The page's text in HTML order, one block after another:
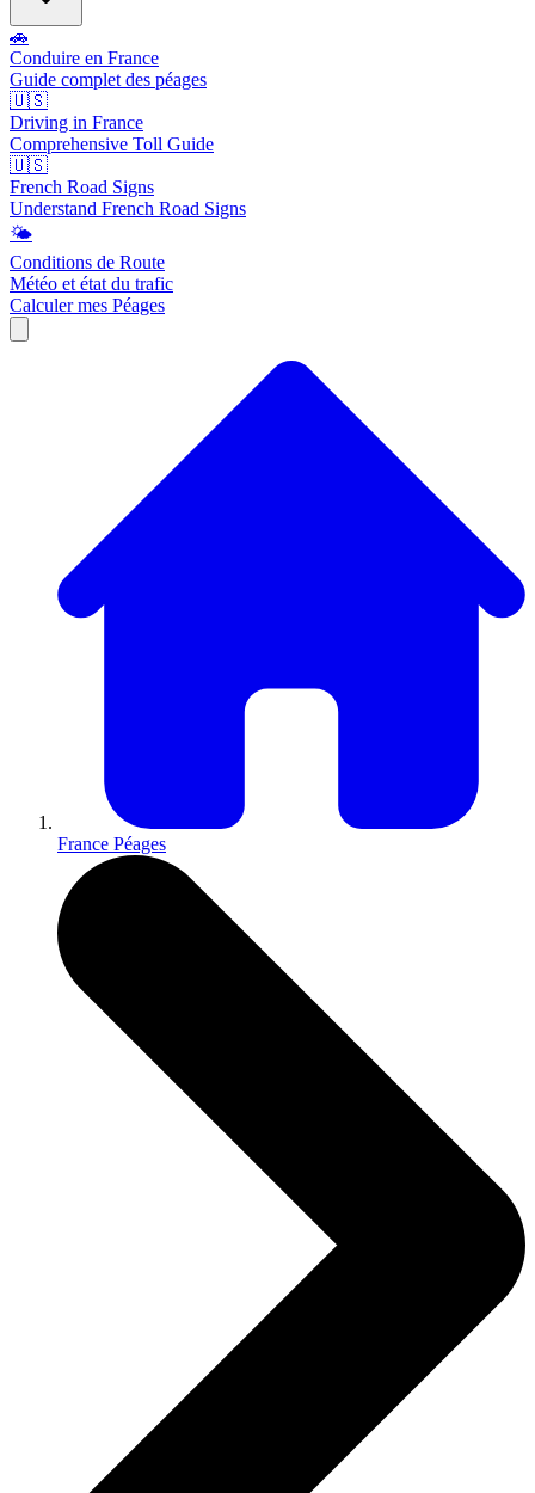
🚗
Conduire en France
Guide complet des péages
🇺🇸
Driving in France
Comprehensive Toll Guide
🇺🇸
French Road Signs
Understand French Road Signs
🌤️
Conditions de Route
Météo et état du trafic
Calculer mes Péages
France Péages